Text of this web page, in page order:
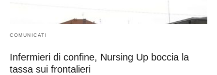
COMUNICATI
Infermieri di confine, Nursing Up boccia la
tassa sui frontalieri